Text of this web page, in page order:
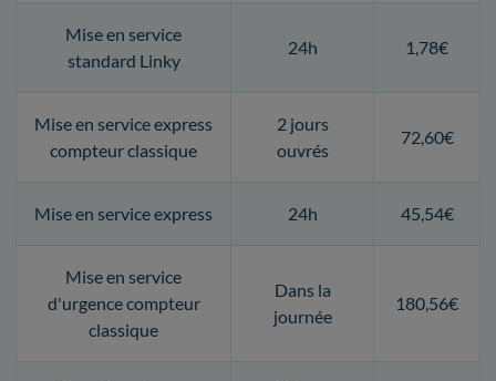
Mise en service
standard Linky
24h 1,78€
Mise en service express
compteur classique
2 jours
ouvrés
72,60€
Mise en service express 24h 45,54€
Mise en service
d'urgence compteur
classique
Dans la
journée
180,56€